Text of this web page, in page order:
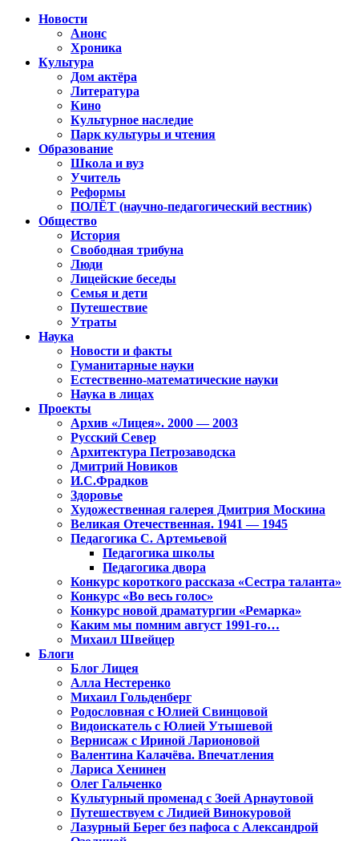
Новости
Анонс
Хроника
Культура
Дом актёра
Литература
Кино
Культурное наследие
Парк культуры и чтения
Образование
Школа и вуз
Учитель
Реформы
ПОЛЁТ (научно-педагогический вестник)
Общество
История
Свободная трибуна
Люди
Лицейские беседы
Семья и дети
Путешествие
Утраты
Наука
Новости и факты
Гуманитарные науки
Естественно-математические науки
Наука в лицах
Проекты
Архив «Лицея». 2000 — 2003
Русский Север
Архитектура Петрозаводска
Дмитрий Новиков
И.С.Фрадков
Здоровье
Художественная галерея Дмитрия Москина
Великая Отечественная. 1941 — 1945
Педагогика С. Артемьевой
Педагогика школы
Педагогика двора
Конкурс короткого рассказа «Сестра таланта»
Конкурс «Во весь голос»
Конкурс новой драматургии «Ремарка»
Каким мы помним август 1991-го…
Михаил Швейцер
Блоги
Блог Лицея
Алла Нестеренко
Михаил Гольденберг
Родословная с Юлией Свинцовой
Видоискатель с Юлией Утышевой
Вернисаж с Ириной Ларионовой
Валентина Калачёва. Впечатления
Лариса Хенинен
Олег Гальченко
Культурный променад с Зоей Арнаутовой
Путешествуем с Лидией Винокуровой
Лазурный Берег без пафоса с Александрой